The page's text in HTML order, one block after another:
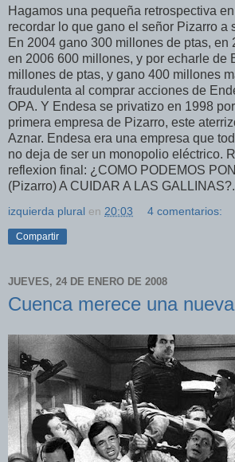
Hagamos una pequeña retrospectiva
recordar lo que gano el señor Pizarro a
En 2004 gano 300 millones de ptas, en
en 2006 600 millones, y por echarle de
millones de ptas, y gano 400 millones
fraudulenta al comprar acciones de
OPA. Y Endesa se privatizo en 1998
primera empresa de Pizarro, este
Aznar. Endesa era una empresa que
no deja de ser un monopolio eléctrico.
reflexion final: ¿COMO PODEMOS
(Pizarro) A CUIDAR A LAS GALLINAS?.
izquierda plural en 20:03 4 comentarios:
Compartir
JUEVES, 24 DE ENERO DE 2008
Cuenca merece una